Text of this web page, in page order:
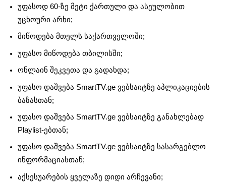
უფასოდ 60-ზე მეტი ქართული და ასეულობით
უცხოური არხი;
მიწოდება მთელს საქართველოში;
უფასო მიწოდება თბილისში;
ონლაინ შეკვეთა და გადახდა;
უფასო დაშვება SmartTV.ge ვებსაიტზე აპლიკაციების
ბაზასთან;
უფასო დაშვება SmartTV.ge ვებსაიტზე განახლებად
Playlist-ებთან;
უფასო დაშვება SmartTV.ge ვებსაიტზე სასარგებლო
ინფორმაციასთან;
აქსესუარების ყველაზე დიდი არჩევანი;